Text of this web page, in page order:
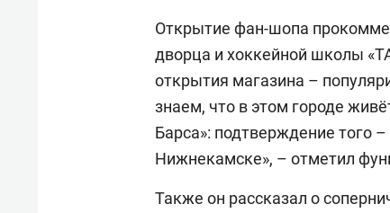
Открытие фан-шопа
дворца и хоккейной школы
открытия магазина –
знаем, что в этом городе
Барса»: подтверждение того
Нижнекамске», – отметил
Также он рассказал о